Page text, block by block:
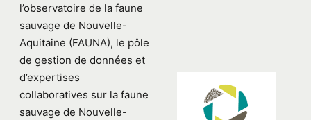
l’observatoire de la faune
sauvage de Nouvelle-
Aquitaine (FAUNA), le pôle
de gestion de données et
d’expertises
collaboratives sur la faune
sauvage de Nouvelle-